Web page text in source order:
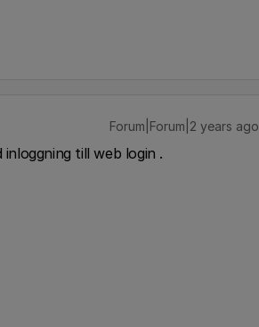
Forum|Forum|2 years ago
till web login .